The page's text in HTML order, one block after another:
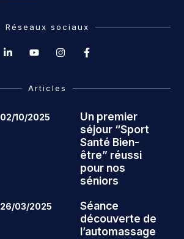
Réseaux sociaux
Articles
02/10/2025
Un premier
séjour “Sport
Santé Bien-
être” réussi
pour nos
séniors
26/03/2025
Séance
découverte de
l’automassage